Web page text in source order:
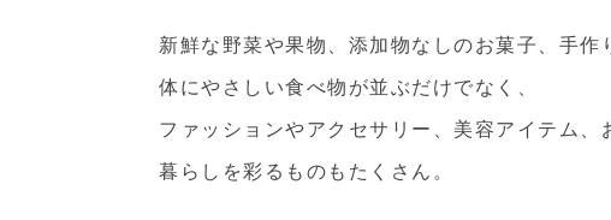
新鮮な野菜や果物、添加物なしのお菓子、手作
体にやさしい食べ物が並ぶだけでなく、
ファッションやアクセサリー、美容アイテム、
暮らしを彩るものもたくさん。